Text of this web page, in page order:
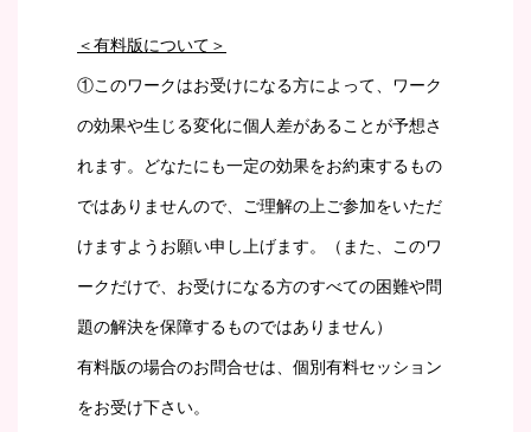
＜有料版について＞
①このワークはお受けになる方によって、ワーク
の効果や生じる変化に個人差があることが予想さ
れます。どなたにも一定の効果をお約束するもの
ではありませんので、ご理解の上ご参加をいただ
けますようお願い申し上げます。（また、このワ
ークだけで、お受けになる方のすべての困難や問
題の解決を保障するものではありません）
有料版の場合のお問合せは、個別有料セッション
をお受け下さい。